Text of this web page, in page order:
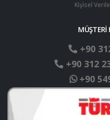
Ki̇şi̇sel
MÜŞTERİ
+90
+90 312
+90